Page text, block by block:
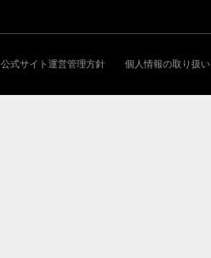
公式サイト運営管理方針 個人情報の取り扱い